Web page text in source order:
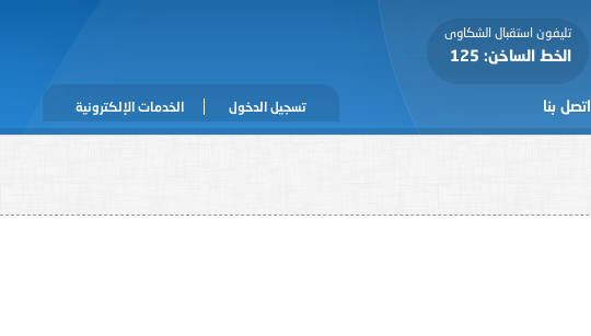
تليفون استقبال الشكاوى
الخط الساخن: 125
اتصل بنا تسجيل الدخول الخدمات الإلكترونية